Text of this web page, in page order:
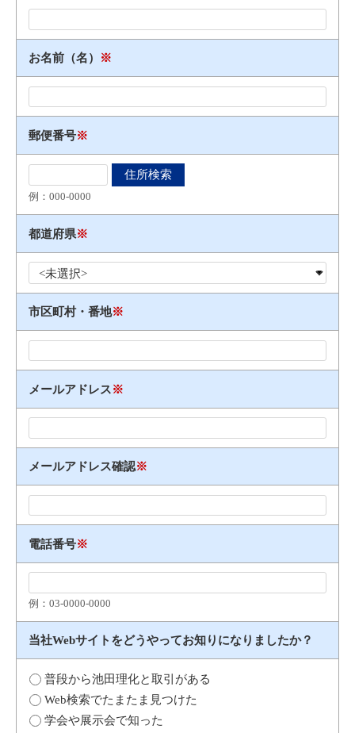
お名前（名） ※
郵便番号※
例：000​-​0000
都道府県※
市区町村・番地※
メールアドレス※
メールアドレス確認※
電話番号※
例：03​-​0000​-​0000
当社Webサイトをどうやってお知りになりましたか？
普段から池田理化と取引がある
Web検索でたまたま見つけた
学会や展示会で知った